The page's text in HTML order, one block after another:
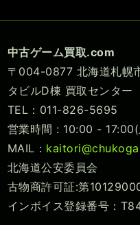
中古ゲーム買取.com
〒004-0877 北海道札幌
タビルD棟 買取センター
TEL：011-826-5695
営業時間 : 10:00 - 17:00(
MAIL：
北海道公安委員会
古物商許可証:第
インボイス登録番号：